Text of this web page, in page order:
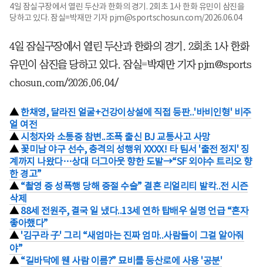
4일 잠실구장에서 열린 두산과 한화의 경기. 2회초 1사 한화 유민이 삼진을
당하고 있다. 잠실=박재만 기자 pjm@sportschosun.com/2026.06.04
4일 잠실구장에서 열린 두산과 한화의 경기. 2회초 1사 한화
유민이 삼진을 당하고 있다. 잠실=박재만 기자 pjm@sports
chosun.com/2026.06.04/
▲한채영, 달라진 얼굴+건강이상설에 직접 등판..'바비인형' 비주
얼 여전
▲ 시청자와 소통중 참변..조폭 출신 BJ 교통사고 사망
▲ 꽃미남 야구 선수, 충격의 성행위 XXXX! 타 팀서 '출전 정지' 징
계까지 나왔다…상대 더그아웃 향한 도발→“SF 외야수 트리오 향
한 경고”
▲ “촬영 중 성폭행 당해 중절 수술” 결혼 리얼리티 발칵..전 시즌
삭제
▲ 88세 전원주, 결국 일 냈다..13세 연하 탑배우 실명 언급 “혼자
좋아했다”
▲ '김구라 子' 그리 “새엄마는 진짜 엄마..사람들이 그걸 알아줘
야”
▲ “길바닥에 웬 사람 이름?” 묘비를 등산로에 사용 '공분'